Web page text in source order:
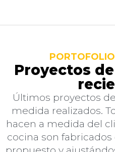
Proyectos
Últimos proyectos
medida realizados.
hacen a medida del
cocina son